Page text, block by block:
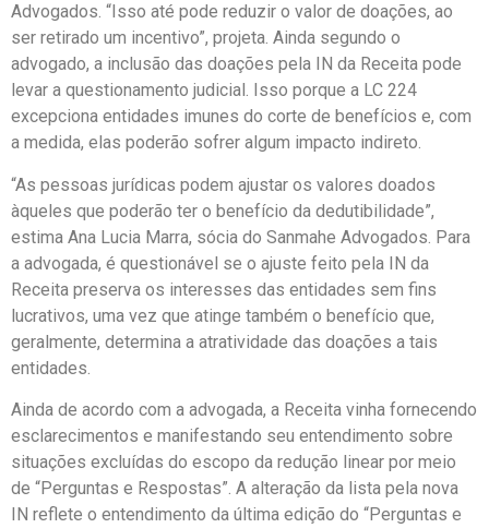
Advogados. “Isso até pode reduzir o valor de doações, ao
ser retirado um incentivo”, projeta. Ainda segundo o
advogado, a inclusão das doações pela IN da Receita pode
levar a questionamento judicial. Isso porque a LC 224
excepciona entidades imunes do corte de benefícios e, com
a medida, elas poderão sofrer algum impacto indireto.
“As pessoas jurídicas podem ajustar os valores doados
àqueles que poderão ter o benefício da dedutibilidade”,
estima Ana Lucia Marra, sócia do Sanmahe Advogados. Para
a advogada, é questionável se o ajuste feito pela IN da
Receita preserva os interesses das entidades sem fins
lucrativos, uma vez que atinge também o benefício que,
geralmente, determina a atratividade das doações a tais
entidades.
Ainda de acordo com a advogada, a Receita vinha fornecendo
esclarecimentos e manifestando seu entendimento sobre
situações excluídas do escopo da redução linear por meio
de “Perguntas e Respostas”. A alteração da lista pela nova
IN reflete o entendimento da última edição do “Perguntas e